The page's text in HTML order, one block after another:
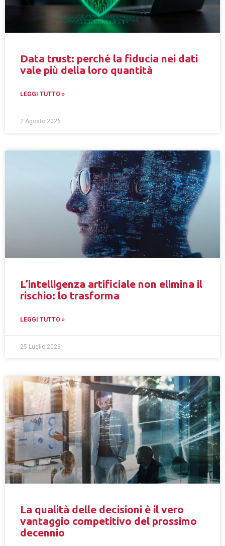
Data trust: perché la fiducia nei dati
vale più della loro quantità
LEGGI TUTTO »
2 Agosto 2026
L’intelligenza artificiale non elimina il
rischio: lo trasforma
LEGGI TUTTO »
25 Luglio 2026
La qualità delle decisioni è il vero
vantaggio competitivo del prossimo
decennio